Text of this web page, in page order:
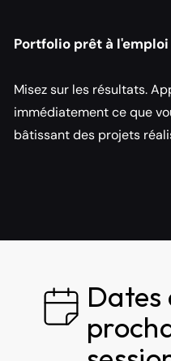
Portfolio prêt à l'emploi
Misez sur les résultats.
immédiatement ce que
bâtissant des projets
Dates